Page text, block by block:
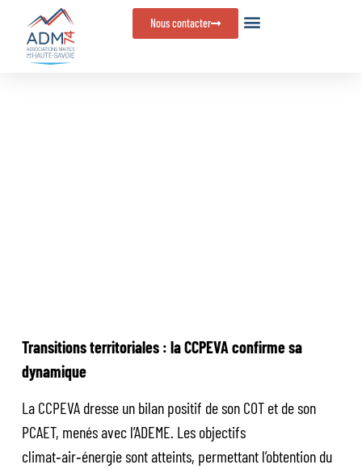
Nous contacter
Transitions territoriales : la CCPEVA confirme sa
dynamique
La CCPEVA dresse un bilan positif de son COT et de son
PCAET, menés avec l’ADEME. Les objectifs
climat‑air‑énergie sont atteints, permettant l’obtention du
Panneau de gestion des cookies